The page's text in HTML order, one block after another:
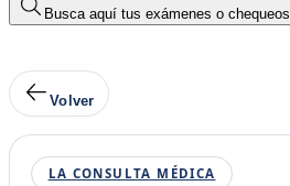
Busca aquí tus exámenes o chequeos
Volver
LA CONSULTA MÉDICA